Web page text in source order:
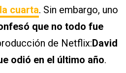
cuarta. Sin embargo, uno
que no todo fue
de Netflix:David
odió en el último año.